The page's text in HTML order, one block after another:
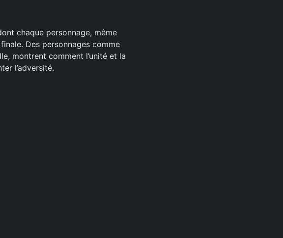
chaque personnage, même
Des personnages comme
montrent comment l’unité et la
l’adversité.